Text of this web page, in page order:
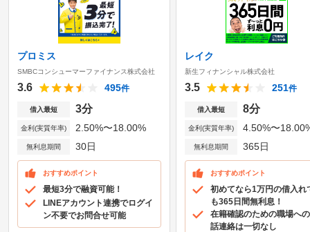
プロミス
SMBCコンシューマーファイナンス株式会社
3.6 495件
借入最短 3分
金利(実質年率) 2.50%〜18.00%
無利息期間 30日
おすすめポイント
最短3分で融資可能！
LINEアカウント連携でログイ
ン不要でお問合せ可能
レイク
新生フィナンシャル株式会社
3.5 251件
借入最短 8分
金利(実質年率) 4.50%〜
無利息期間 365日
おすすめポイント
初めてなら1万円の借入れ
も365日間無利息！
在籍確認のための職場へ
話連絡は一切なし